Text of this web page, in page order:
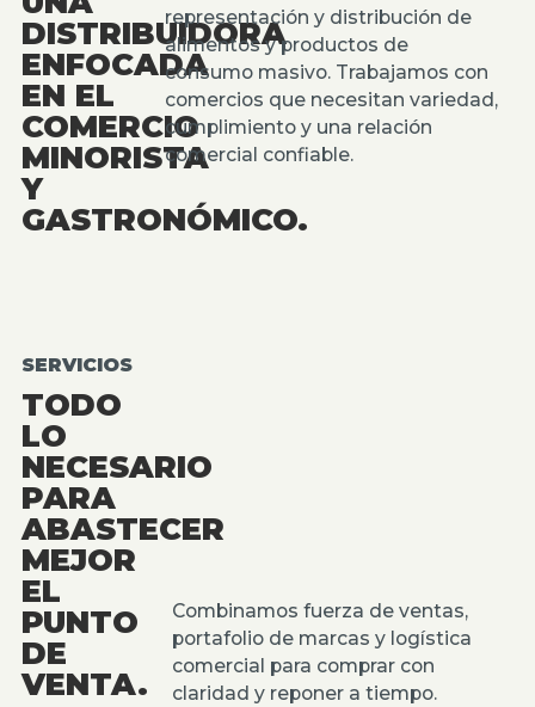
DISTRIBUIDORA
ENFOCADA
EN EL
COMERCIO
MINORISTA
Y
GASTRONÓMICO.
representación y distribución de
alimentos y productos de
consumo masivo. Trabajamos con
comercios que necesitan variedad,
cumplimiento y una relación
comercial confiable.
SERVICIOS
TODO
LO
NECESARIO
PARA
ABASTECER
MEJOR
EL
PUNTO
DE
VENTA.
Combinamos fuerza de ventas,
portafolio de marcas y logística
comercial para comprar con
claridad y reponer a tiempo.